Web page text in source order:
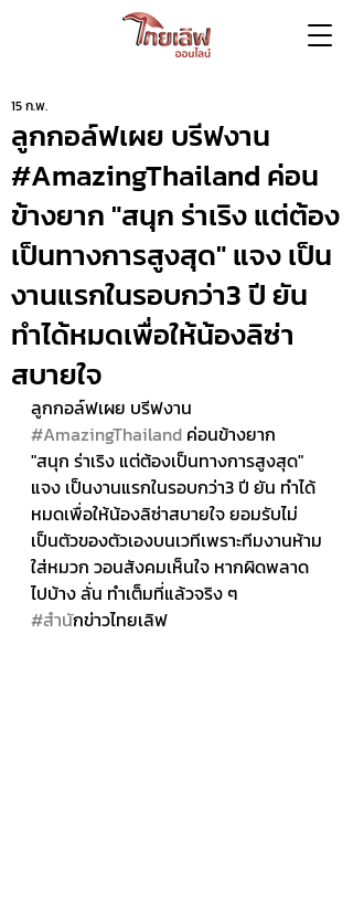
ลูกกอล์ฟเผย บรีฟงาน
#AmazingThailand ค่อน
ข้างยาก "สนุก ร่าเริง แต่ต้อง
เป็นทางการสูงสุด" แจง เป็น
งานแรกในรอบกว่า3 ปี ยัน
ทำได้หมดเพื่อให้น้องลิซ่า
สบายใจ
15 ก.พ.
ลูกกอล์ฟเผย บรีฟงาน
#AmazingThailand ค่อนข้างยาก
"สนุก ร่าเริง แต่ต้องเป็นทางการสูงสุด"
แจง เป็นงานแรกในรอบกว่า3 ปี ยัน ทำได้
หมดเพื่อให้น้องลิซ่าสบายใจ ยอมรับไม่
เป็นตัวของตัวเองบนเวทีเพราะทีมงานห้าม
ใส่หมวก วอนสังคมเห็นใจ หากผิดพลาด
ไปบ้าง ลั่น ทำเต็มที่แล้วจริง ๆ
#สำนักข่าวไทยเลิฟ